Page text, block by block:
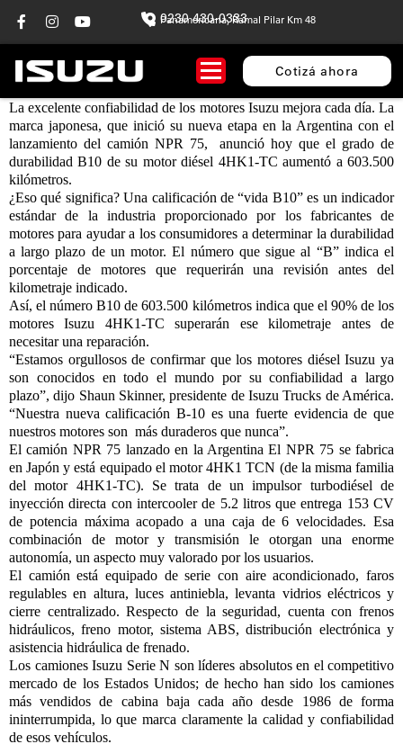
0230 430-0333
Panamericana, Ramal Pilar Km 48
Cotizá ahora
La excelente confiabilidad de los motores Isuzu mejora cada día. La
marca japonesa, que inició su nueva etapa en la Argentina con el
lanzamiento del camión NPR 75, anunció hoy que el grado de
durabilidad B10 de su motor diésel 4HK1-TC aumentó a 603.500
kilómetros.
¿Eso qué significa? Una calificación de “vida B10” es un indicador
estándar de la industria proporcionado por los fabricantes de
motores para ayudar a los consumidores a determinar la durabilidad
a largo plazo de un motor. El número que sigue al “B” indica el
porcentaje de motores que requerirán una revisión antes del
kilometraje indicado.
Así, el número B10 de 603.500 kilómetros indica que el 90% de los
motores Isuzu 4HK1-TC superarán ese kilometraje antes de
necesitar una reparación.
“Estamos orgullosos de confirmar que los motores diésel Isuzu ya
son conocidos en todo el mundo por su confiabilidad a largo
plazo”, dijo Shaun Skinner, presidente de Isuzu Trucks de América.
“Nuestra nueva calificación B-10 es una fuerte evidencia de que
nuestros motores son más duraderos que nunca”.
El camión NPR 75 lanzado en la Argentina El NPR 75 se fabrica
en Japón y está equipado el motor 4HK1 TCN (de la misma familia
del motor 4HK1-TC). Se trata de un impulsor turbodiésel de
inyección directa con intercooler de 5.2 litros que entrega 153 CV
de potencia máxima acopado a una caja de 6 velocidades. Esa
combinación de motor y transmisión le otorgan una enorme
autonomía, un aspecto muy valorado por los usuarios.
El camión está equipado de serie con aire acondicionado, faros
regulables en altura, luces antiniebla, levanta vidrios eléctricos y
cierre centralizado. Respecto de la seguridad, cuenta con frenos
hidráulicos, freno motor, sistema ABS, distribución electrónica y
asistencia hidráulica de frenado.
Los camiones Isuzu Serie N son líderes absolutos en el competitivo
mercado de los Estados Unidos; de hecho han sido los camiones
más vendidos de cabina baja cada año desde 1986 de forma
ininterrumpida, lo que marca claramente la calidad y confiabilidad
de esos vehículos.